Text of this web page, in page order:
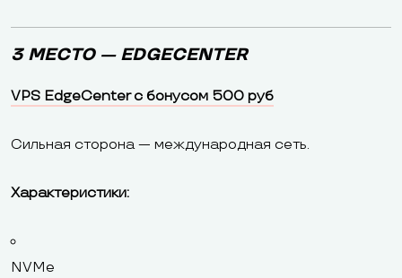
3 МЕСТО — EDGECENTER
VPS EdgeCenter с бонусом 500 руб
Сильная сторона — международная сеть.
Характеристики:
NVMe